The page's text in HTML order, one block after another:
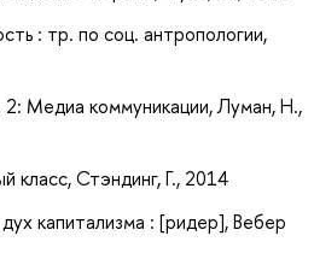
: тр. по соц. антропологии,
Медиа коммуникации, Луман, Н.,
класс, Стэндинг, Г., 2014
капитализма : [ридер], Вебер